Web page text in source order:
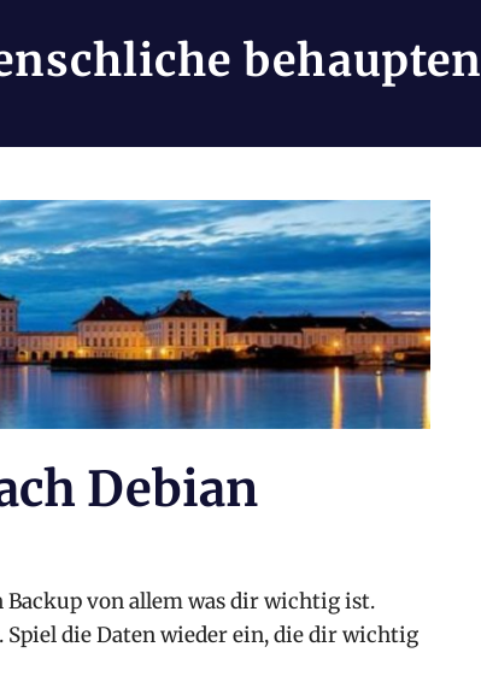
behaupten
Debian
Backup von allem was dir wichtig ist.
die Daten wieder ein, die dir wichtig